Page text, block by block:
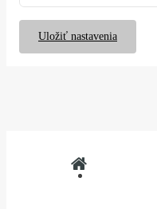
Uložiť nastavenia